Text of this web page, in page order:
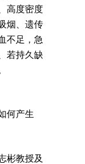
高度密度
烟、遗传
不足，急
若持久缺
何产生
彬教授及